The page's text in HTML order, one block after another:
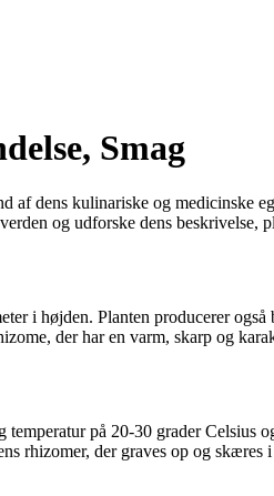
Smag
dens kulinariske og medicinske
og udforske dens beskrivelse,
i højden. Planten producerer
der har en varm, skarp og
på 20-30 grader Celsius
rhizomer, der graves op og skæres